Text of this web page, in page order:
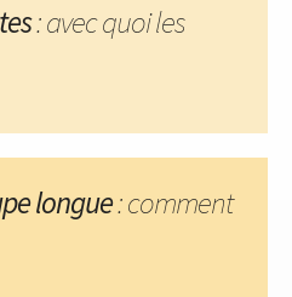
: avec quoi les
longue: comment